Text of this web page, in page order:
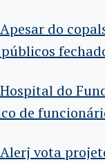
do
do
de
vota